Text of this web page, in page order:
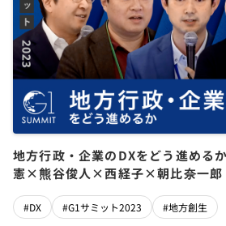
地方行政・企業のDXをどう進める
憲×熊谷俊人×西経子×朝比奈一郎
#DX #G1サミット2023 #地方創生